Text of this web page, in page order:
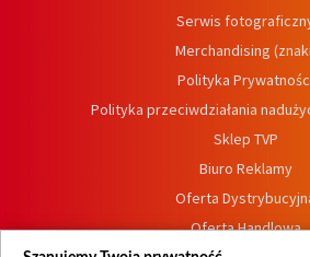
Serwis
Merchandising
Polityka
Polityka przeciwdziałania
Sklep TVP
Biuro Reklamy
Oferta
Oferta Handlowa